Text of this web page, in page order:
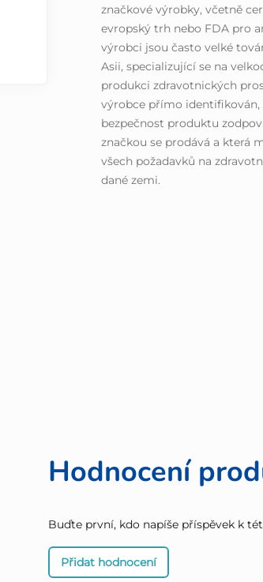
značkové výrobky, včetně
evropský trh nebo FDA pro
výrobci jsou často velké
Asii, specializující se na
produkci zdravotnických
výrobce přímo identifikován,
bezpečnost produktu
značkou se prodává a která
všech požadavků na
dané zemi.
Hodnocení
Buďte první, kdo napíše příspěvek k
Přidat hodnocení